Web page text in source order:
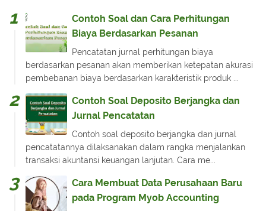
Contoh Soal dan Cara Perhitungan
Biaya Berdasarkan Pesanan
Pencatatan jurnal perhitungan biaya
berdasarkan pesanan akan memberikan ketepatan akurasi
pembebanan biaya berdasarkan karakteristik produk ...
Contoh Soal Deposito Berjangka dan
Jurnal Pencatatan
Contoh soal deposito berjangka dan jurnal
pencatatannya dilaksanakan dalam rangka menjalankan
transaksi akuntansi keuangan lanjutan. Cara me...
Cara Membuat Data Perusahaan Baru
pada Program Myob Accounting